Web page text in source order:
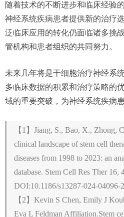
随着技术的不断进步和临床经验
神经系统疾病患者提供新的治疗
泛临床应用的转化仍面临诸多挑
管机构和患者组织的共同努力。
未来几年将是干细胞治疗神经系
多临床数据的积累和治疗策略的
域的重要突破，为神经系统疾病
【 1 】 Jiang, S., Bao, X., Zhong,
clinical landscape of stem cell
diseases from 1998 to 2023: an
database. Stem Cell Res Ther 16,
DOI:10.1186/s13287-024-04096-
【 2 】 Kevin S Chen, Emily J
Eva L Feldman Affiliation.Stem